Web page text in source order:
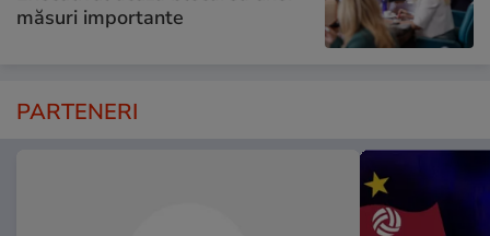
măsuri importante
PARTENERI